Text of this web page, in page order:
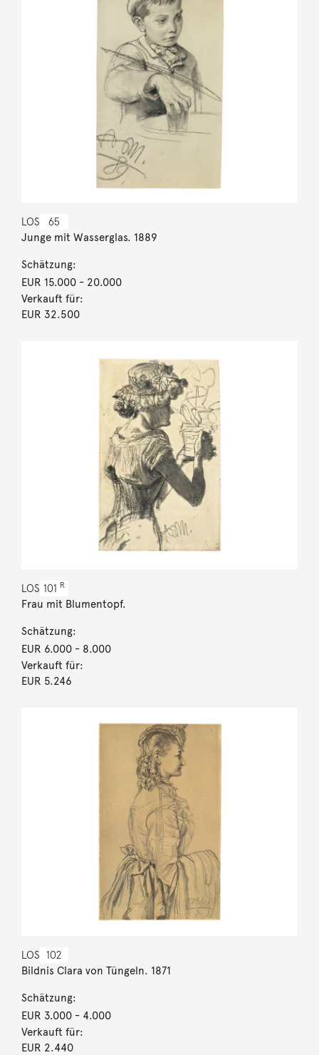
LOS 65
Junge mit Wasserglas. 1889
Schätzung:
EUR 15.000- 20.000
Verkauft für:
EUR 32.500
LOS 101 R
Frau mit Blumentopf.
Schätzung:
EUR 6.000- 8.000
Verkauft für:
EUR 5.246
LOS 102
Bildnis Clara von Tüngeln. 1871
Schätzung:
EUR 3.000- 4.000
Verkauft für:
EUR 2.440